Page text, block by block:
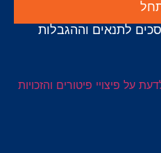
לתנאים וההגבלות